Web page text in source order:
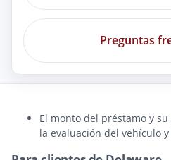
Preguntas
El monto del préstamo y
la evaluación del vehículo